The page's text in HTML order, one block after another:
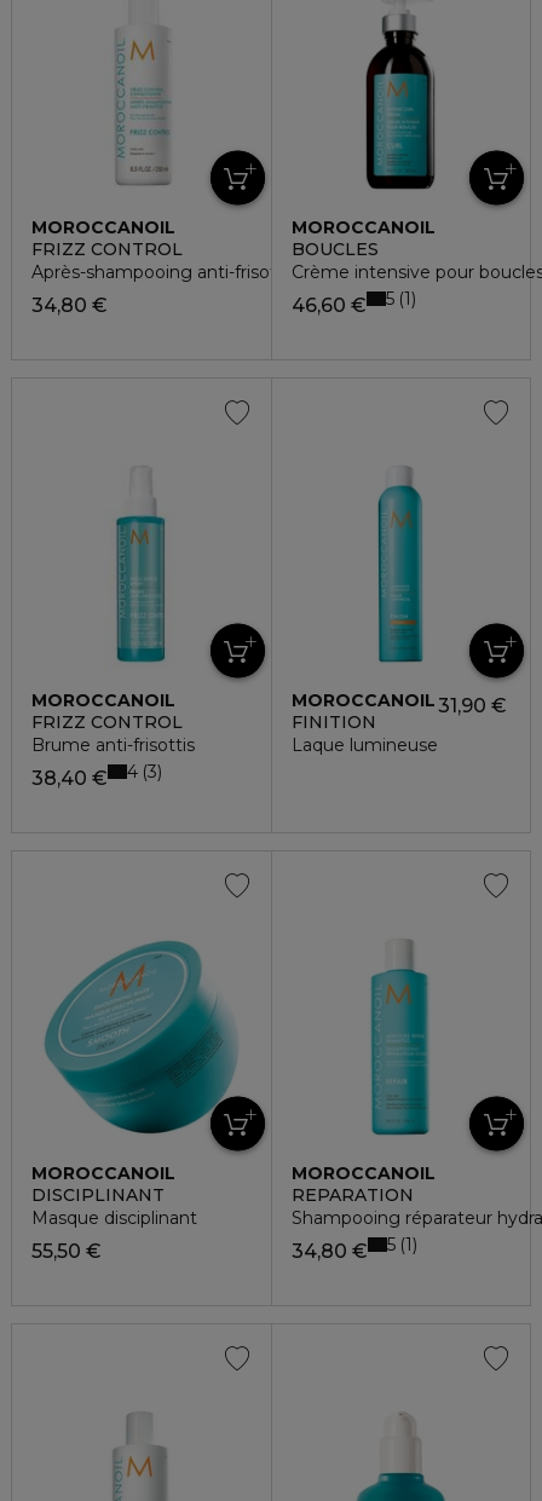
MOROCCANOIL
FRIZZ CONTROL
Après-shampooing anti-frisottis
34,80 €
MOROCCANOIL
BOUCLES
Crème intensive pour
46,60 € 5 1
MOROCCANOIL
FRIZZ CONTROL
Brume anti-frisottis
38,40 € 4 3
MOROCCANOIL
FINITION
Laque lumineuse
31,90 €
MOROCCANOIL
DISCIPLINANT
Masque disciplinant
55,50 €
MOROCCANOIL
REPARATION
Shampooing réparateur
34,80 € 5 1